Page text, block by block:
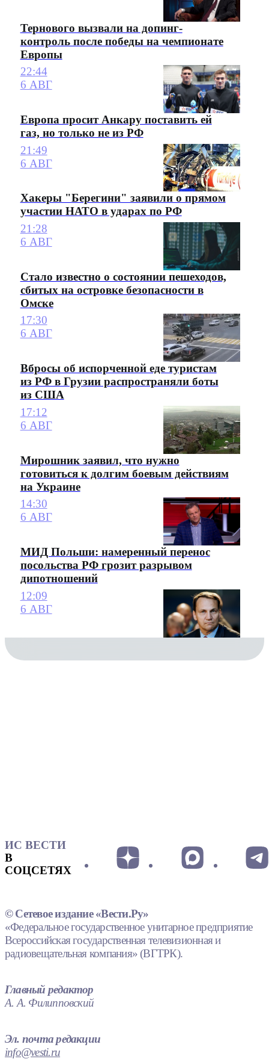
Тернового вызвали на допинг-
контроль после победы на чемпионате
Европы
22:44
6 АВГ
Европа просит Анкару поставить ей
газ, но только не из РФ
21:49
6 АВГ
Хакеры "Берегини" заявили о прямом
участии НАТО в ударах по РФ
21:28
6 АВГ
Стало известно о состоянии пешеходов,
сбитых на островке безопасности в
Омске
17:30
6 АВГ
Вбросы об испорченной еде туристам
из РФ в Грузии распространяли боты
из США
17:12
6 АВГ
Мирошник заявил, что нужно
готовиться к долгим боевым действиям
на Украине
14:30
6 АВГ
МИД Польши: намеренный перенос
посольства РФ грозит разрывом
дипотношений
12:09
6 АВГ
ИС ВЕСТИ
В
СОЦСЕТЯХ
© Сетевое издание «Вести.Ру»
«Федеральное государственное унитарное предприятие
Всероссийская государственная телевизионная и
радиовещательная компания» (ВГТРК).
Главный редактор
А. А. Филипповский
Эл. почта редакции
info@vesti.ru